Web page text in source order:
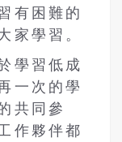
有困難的
家學習。
學習低成
一次的學
共同參
作夥伴都